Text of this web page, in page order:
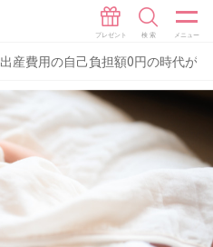
出産費用の自己負担額0円の時代が